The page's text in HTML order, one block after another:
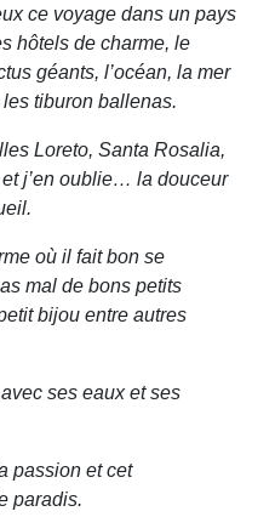
ce voyage dans un pays
hôtels de charme, le
géants, l’océan, la mer
tiburon ballenas.
Loreto, Santa Rosalia,
j’en oublie… la douceur
où il fait bon se
mal de bons petits
bijou entre autres
ses eaux et ses
passion et cet
paradis.